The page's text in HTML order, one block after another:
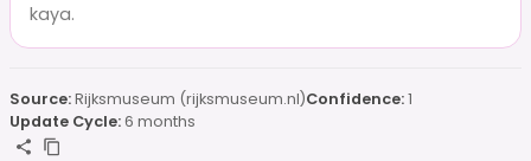
kaya.
Source:Rijksmuseum (rijksmuseum.nl)Confidence:1
Update Cycle:6 months